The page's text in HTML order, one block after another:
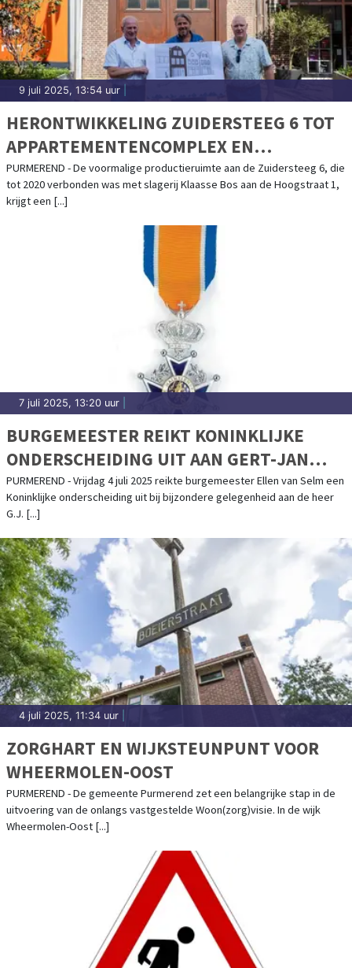
9 juli 2025, 13:54 uur
HERONTWIKKELING ZUIDERSTEEG 6 TOT
APPARTEMENTENCOMPLEX EN
WINKELRUIMTE
PURMEREND - De voormalige productieruimte aan de Zuidersteeg 6, die
tot 2020 verbonden was met slagerij Klaasse Bos aan de Hoogstraat 1,
krijgt een [...]
7 juli 2025, 13:20 uur
BURGEMEESTER REIKT KONINKLIJKE
ONDERSCHEIDING UIT AAN GERT-JAN
DEN OTTER
PURMEREND - Vrijdag 4 juli 2025 reikte burgemeester Ellen van Selm een
Koninklijke onderscheiding uit bij bijzondere gelegenheid aan de heer
G.J. [...]
4 juli 2025, 11:34 uur
ZORGHART EN WIJKSTEUNPUNT VOOR
WHEERMOLEN-OOST
PURMEREND - De gemeente Purmerend zet een belangrijke stap in de
uitvoering van de onlangs vastgestelde Woon(zorg)visie. In de wijk
Wheermolen-Oost [...]